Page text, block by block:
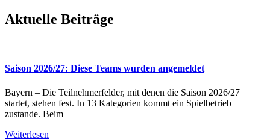
Aktuelle Beiträge
Saison 2026/27: Diese Teams wurden angemeldet
Bayern – Die Teilnehmerfelder, mit denen die Saison 2026/27
startet, stehen fest. In 13 Kategorien kommt ein Spielbetrieb
zustande. Beim
Weiterlesen